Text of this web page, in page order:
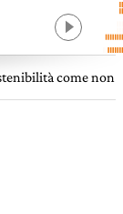
come non